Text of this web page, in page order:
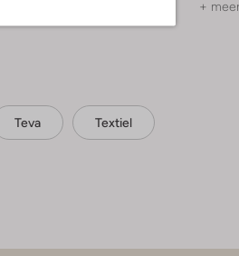
+
Teva Textiel